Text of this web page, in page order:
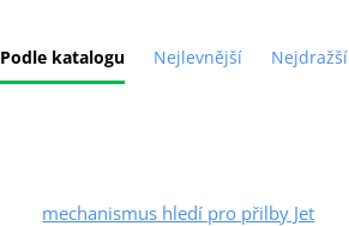
Podle katalogu Nejlevnější Nejdražší
mechanismus hledí pro přilby Jet